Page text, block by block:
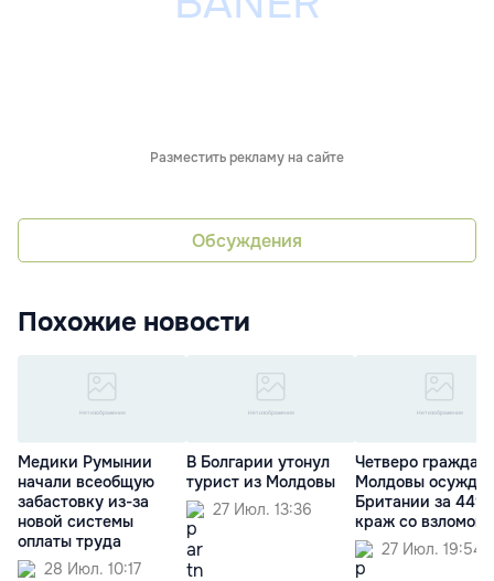
Разместить рекламу на сайте
Обсуждения
Похожие новости
Медики Румынии
начали всеобщую
забастовку из-за
новой системы
оплаты труда
28 Июл. 10:17
В Болгарии утонул
турист из Молдовы
27 Июл. 13:36
Четверо граждан
Молдовы
Британии за 449
краж со взломом
27 Июл. 19:54